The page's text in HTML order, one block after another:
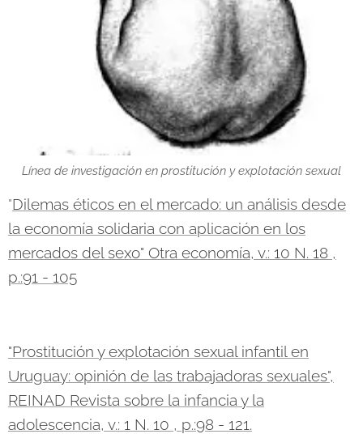
Línea de investigación en prostitución y explotación sexual
"Dilemas éticos en el mercado: un análisis desde
la economía solidaria con aplicación en los
mercados del sexo" Otra economía, v.: 10 N. 18 ,
p.:91 - 105
"Prostitución y explotación sexual infantil en
Uruguay: opinión de las trabajadoras sexuales",
REINAD Revista sobre la infancia y la
adolescencia, v.: 1 N. 10 , p.:98 - 121.